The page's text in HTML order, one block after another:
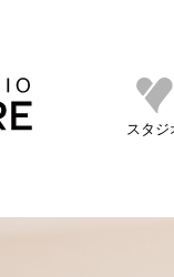
スタジ